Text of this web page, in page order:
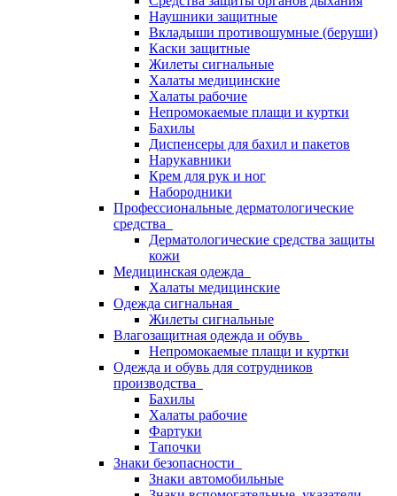
Наушники защитные
Вкладыши противошумные (беруши)
Каски защитные
Жилеты сигнальные
Халаты медицинские
Халаты рабочие
Непромокаемые плащи и куртки
Бахилы
Диспенсеры для бахил и пакетов
Нарукавники
Крем для рук и ног
Набородники
Профессиональные дерматологические
средства
Дерматологические средства защиты
кожи
Медицинская одежда
Халаты медицинские
Одежда сигнальная
Жилеты сигнальные
Влагозащитная одежда и обувь
Непромокаемые плащи и куртки
Одежда и обувь для сотрудников
производства
Бахилы
Халаты рабочие
Фартуки
Тапочки
Знаки безопасности
Знаки автомобильные